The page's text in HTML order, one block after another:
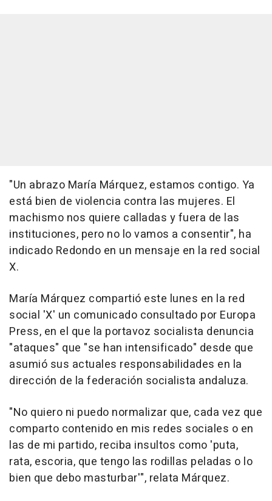
"Un abrazo María Márquez, estamos contigo. Ya
está bien de violencia contra las mujeres. El
machismo nos quiere calladas y fuera de las
instituciones, pero no lo vamos a consentir", ha
indicado Redondo en un mensaje en la red social
X.
María Márquez compartió este lunes en la red
social 'X' un comunicado consultado por Europa
Press, en el que la portavoz socialista denuncia
"ataques" que "se han intensificado" desde que
asumió sus actuales responsabilidades en la
dirección de la federación socialista andaluza.
"No quiero ni puedo normalizar que, cada vez que
comparto contenido en mis redes sociales o en
las de mi partido, reciba insultos como 'puta,
rata, escoria, que tengo las rodillas peladas o lo
bien que debo masturbar'", relata Márquez.